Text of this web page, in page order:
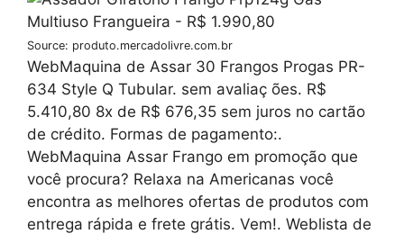
Source: produto.mercadolivre.com.br
WebMaquina de Assar 30 Frangos Progas PR-
634 Style Q Tubular. sem avaliaç ões. R$
5.410,80 8x de R$ 676,35 sem juros no cartão
de crédito. Formas de pagamento:.
WebMaquina Assar Frango em promoção que
você procura? Relaxa na Americanas você
encontra as melhores ofertas de produtos com
entrega rápida e frete grátis. Vem!. Weblista de